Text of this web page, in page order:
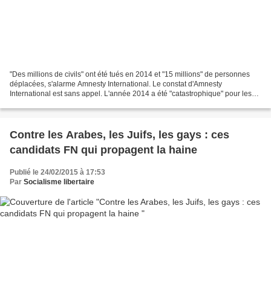
"Des millions de civils" ont été tués en 2014 et "15 millions" de personnes
déplacées, s'alarme Amnesty International. Le constat d'Amnesty
International est sans appel. L'année 2014 a été "catastrophique" pour les
Contre les Arabes, les Juifs, les gays : ces
candidats FN qui propagent la haine
Publié le 24/02/2015 à 17:53
Par Socialisme libertaire